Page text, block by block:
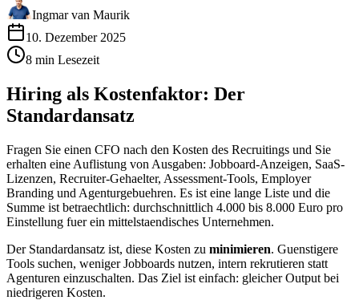
Ingmar van Maurik
10. Dezember 2025
8 min Lesezeit
Hiring als Kostenfaktor: Der
Standardansatz
Fragen Sie einen CFO nach den Kosten des Recruitings und Sie
erhalten eine Auflistung von Ausgaben: Jobboard-Anzeigen, SaaS-
Lizenzen, Recruiter-Gehaelter, Assessment-Tools, Employer
Branding und Agenturgebuehren. Es ist eine lange Liste und die
Summe ist betraechtlich: durchschnittlich 4.000 bis 8.000 Euro pro
Einstellung fuer ein mittelstaendisches Unternehmen.
Der Standardansatz ist, diese Kosten zu minimieren. Guenstigere
Tools suchen, weniger Jobboards nutzen, intern rekrutieren statt
Agenturen einzuschalten. Das Ziel ist einfach: gleicher Output bei
niedrigeren Kosten.